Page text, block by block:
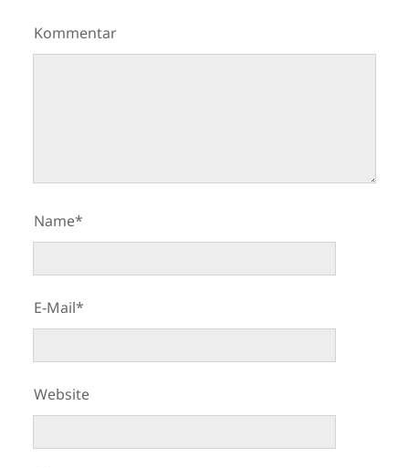
Kommentar
Name*
E-Mail*
Website